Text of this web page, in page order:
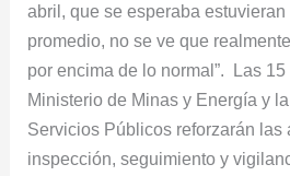
abril, que se esperaba estuvieran
promedio, no se ve que
por encima de lo normal”. Las 15
Ministerio de Minas y Energía y
Servicios Públicos reforzarán las
inspección, seguimiento y